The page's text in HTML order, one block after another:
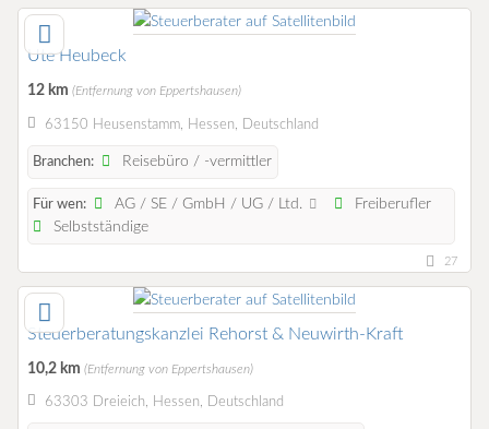
Ute Heubeck
12 km (Entfernung von Eppertshausen)
63150 Heusenstamm, Hessen, Deutschland
Branchen: Reisebüro / -vermittler
Für wen: AG / SE / GmbH / UG / Ltd.
Freiberufler
Selbstständige
27
Steuerberatungskanzlei Rehorst & Neuwirth-Kraft
10,2 km (Entfernung von Eppertshausen)
63303 Dreieich, Hessen, Deutschland